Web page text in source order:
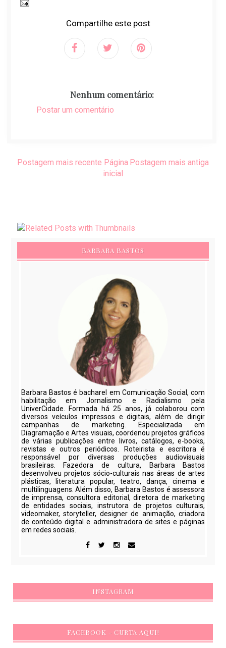
Compartilhe este post
Nenhum comentário:
Postar um comentário
Postagem mais recente Postagem mais antiga
Página
inicial
BARBARA BASTOS
Barbara Bastos é bacharel em Comunicação Social, com
habilitação em Jornalismo e Radialismo pela
UniverCidade. Formada há 25 anos, já colaborou com
diversos veículos impressos e digitais, além de dirigir
campanhas de marketing. Especializada em
Diagramação e Artes visuais, coordenou projetos gráficos
de várias publicações entre livros, catálogos, e-books,
revistas e outros periódicos. Roteirista e escritora é
responsável por diversas produções audiovisuais
brasileiras. Fazedora de cultura, Barbara Bastos
desenvolveu projetos sócio-culturais nas áreas de artes
plásticas, literatura popular, teatro, dança, cinema e
multilinguagens. Além disso, Barbara Bastos é assessora
de imprensa, consultora editorial, diretora de marketing
de entidades sociais, instrutora de projetos culturais,
videomaker, storyteller, designer de animação, criadora
de conteúdo digital e administradora de sites e páginas
em redes sociais.
INSTAGRAM
FACEBOOK - CURTA AQUI!